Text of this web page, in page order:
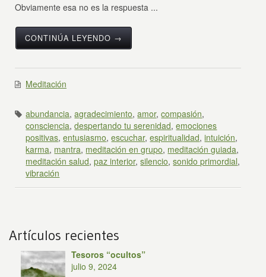
Obviamente esa no es la respuesta ...
CONTINÚA LEYENDO →
Meditación
abundancia,agradecimiento,amor,compasión,
consciencia,despertando tu serenidad,emociones
positivas,entusiasmo,escuchar,espiritualidad,intuición,
karma, mantra, meditación en grupo, meditación guiada,
meditación salud,paz interior,silencio,sonido primordial,
vibración
Artículos recientes
Tesoros “ocultos”
julio 9, 2024